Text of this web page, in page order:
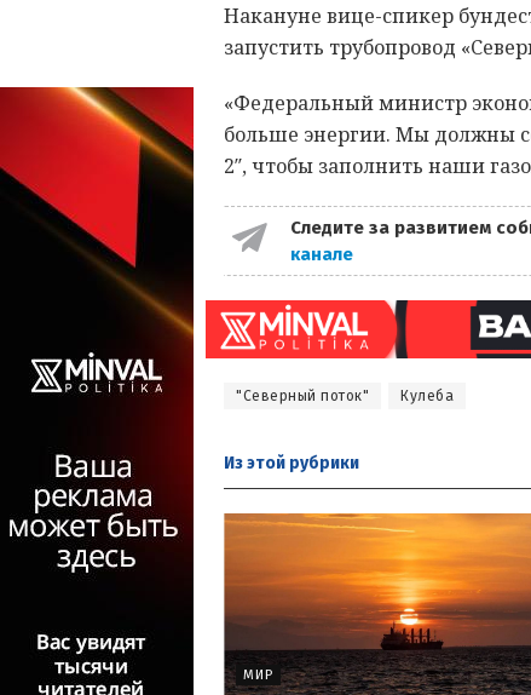
Накануне вице-спикер
запустить трубопровод
«Федеральный министр
больше энергии. Мы должны
2″, чтобы заполнить наши
Следите за развитием
канале
"Северный поток" Кулеба
Из этой рубрики
МИР